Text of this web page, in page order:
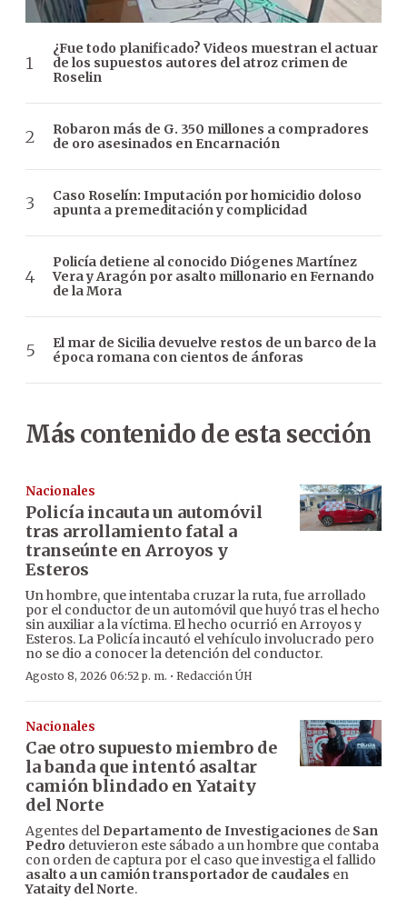
¿Fue todo planificado? Videos muestran el actuar
de los supuestos autores del atroz crimen de
Roselin
Robaron más de G. 350 millones a compradores
de oro asesinados en Encarnación
Caso Roselín: Imputación por homicidio doloso
apunta a premeditación y complicidad
Policía detiene al conocido Diógenes Martínez
Vera y Aragón por asalto millonario en Fernando
de la Mora
El mar de Sicilia devuelve restos de un barco de la
época romana con cientos de ánforas
Más contenido de esta sección
Nacionales
Policía incauta un automóvil
tras arrollamiento fatal a
transeúnte en Arroyos y
Esteros
Un hombre, que intentaba cruzar la ruta, fue arrollado
por el conductor de un automóvil que huyó tras el hecho
sin auxiliar a la víctima. El hecho ocurrió en Arroyos y
Esteros. La Policía incautó el vehículo involucrado pero
no se dio a conocer la detención del conductor.
Agosto 8, 2026 06:52 p. m. · Redacción ÚH
Nacionales
Cae otro supuesto miembro de
la banda que intentó asaltar
camión blindado en Yataity
del Norte
Agentes del Departamento de Investigaciones de San
Pedro detuvieron este sábado a un hombre que contaba
con orden de captura por el caso que investiga el fallido
asalto a un camión transportador de caudales en
Yataity del Norte.